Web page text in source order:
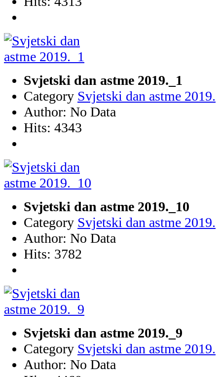
Svjetski dan astme 2019._1
Category Svjetski dan astme 2019.
Author: No Data
Hits: 4343
Svjetski dan astme 2019._10
Category Svjetski dan astme 2019.
Author: No Data
Hits: 3782
Svjetski dan astme 2019._9
Category Svjetski dan astme 2019.
Author: No Data